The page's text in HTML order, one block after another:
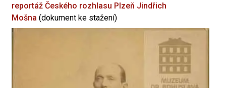
reportáž Českého rozhlasu Plzeň Jindřich
Mošna (dokument ke stažení)